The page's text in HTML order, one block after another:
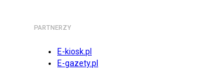
PARTNERZY
E-kiosk.pl
E-gazety.pl